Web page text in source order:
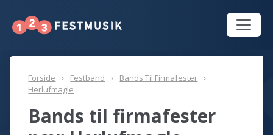
Forside Festband
Bands Til Firmafester
Herlufmagle
Bands til firmafester